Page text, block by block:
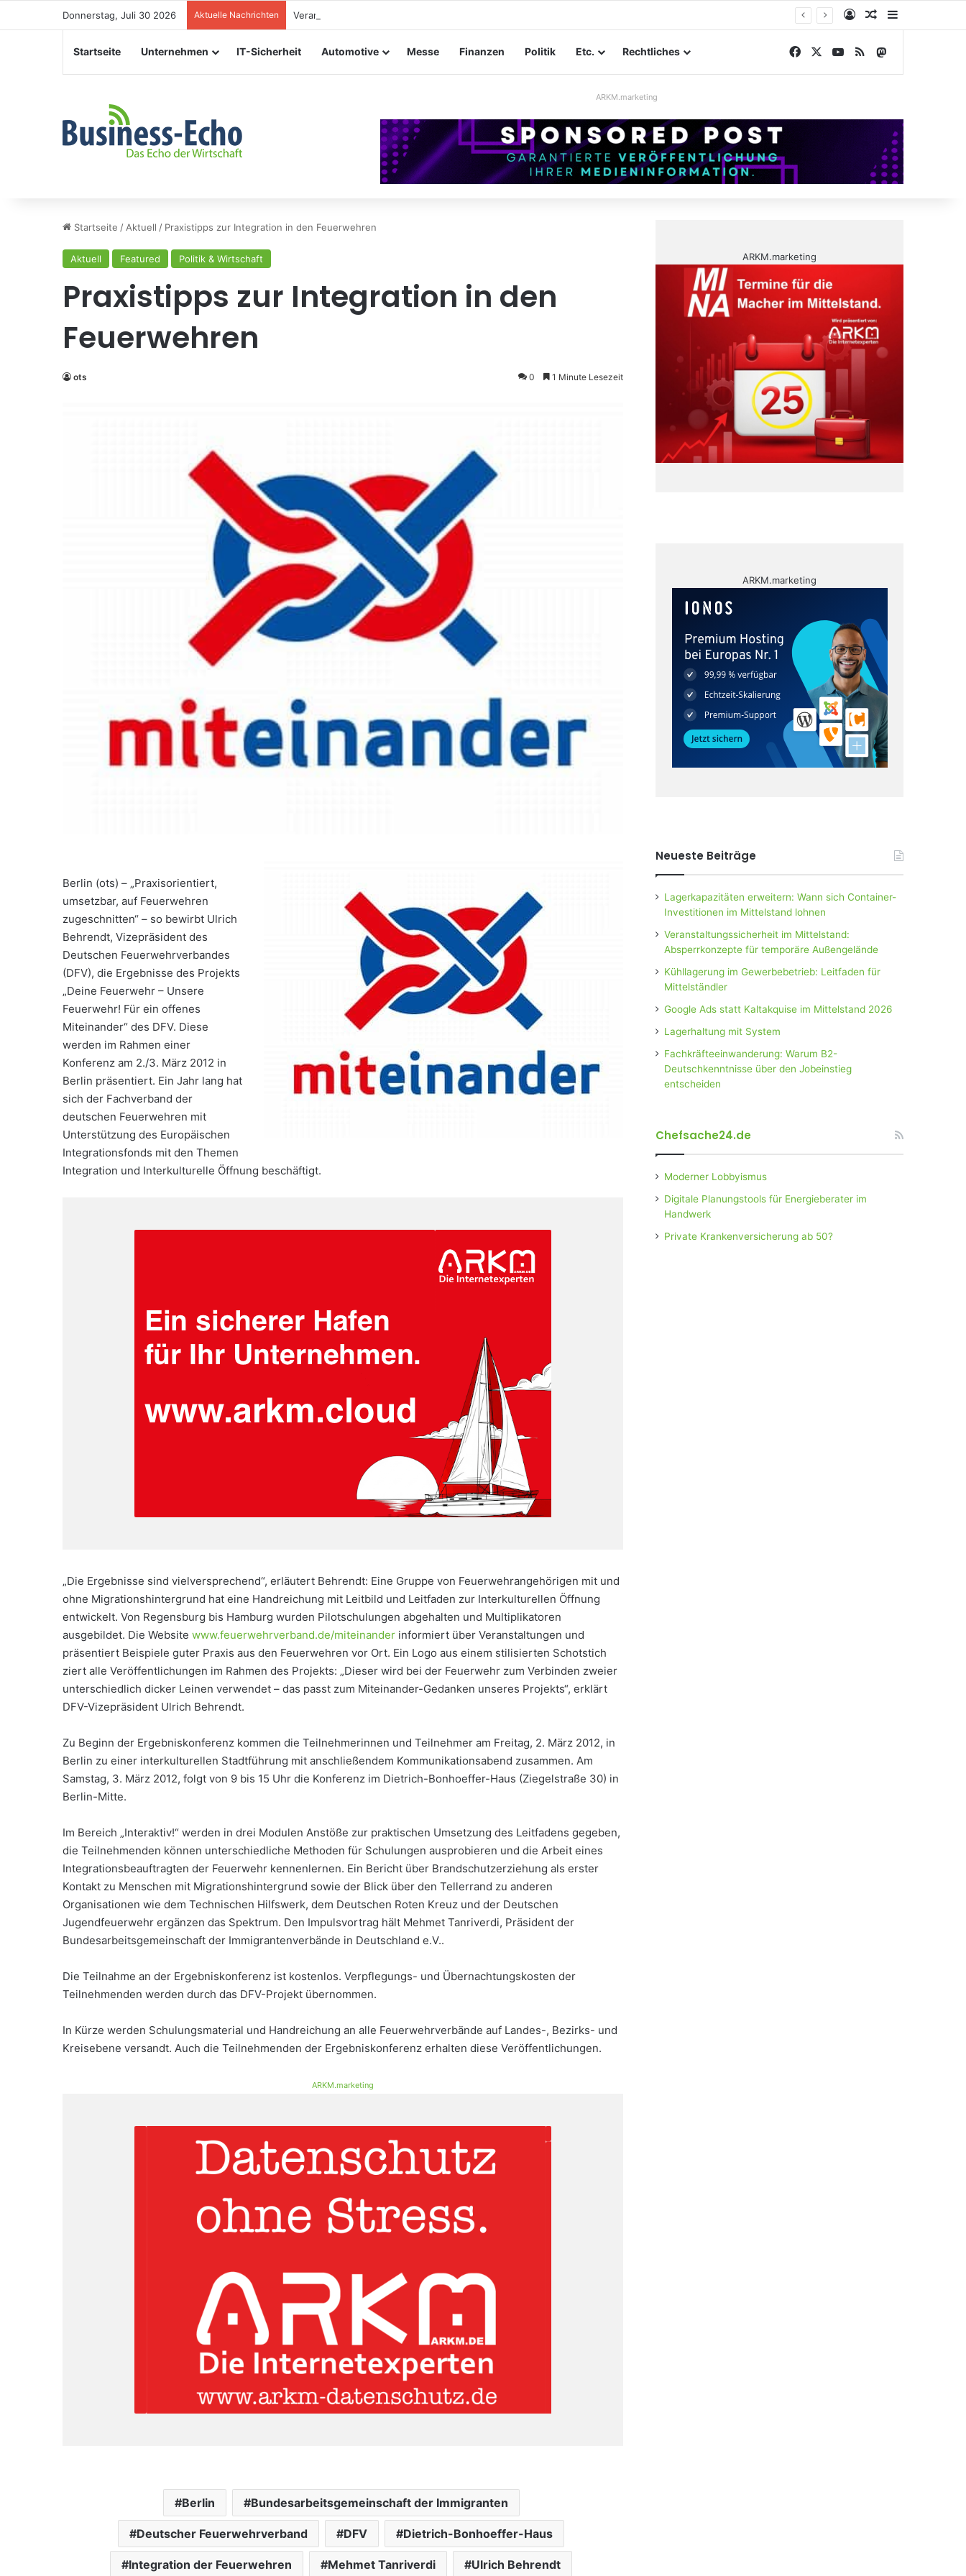
Donnerstag, Juli 30 2026 Aktuelle Nachrichten Veranstaltungssicherheit im Mittelstand: Absperrkonzepte für temporäre Außengelände AnmeldenZufälliger
Startseite Unternehmen IT-Sicherheit Automotive Messe Finanzen Politik Etc. Rechtliches Facebook YouTube
RSS
ARKM.marketing
Startseite / Aktuell / Praxistipps zur Integration in den Feuerwehren
Aktuell Featured Politik & Wirtschaft
Praxistipps zur Integration in den
Feuerwehren
ots 0 1 Minute Lesezeit
Berlin (ots) – „Praxisorientiert,
umsetzbar, auf Feuerwehren
zugeschnitten“ – so bewirbt Ulrich
Behrendt, Vizepräsident des
Deutschen Feuerwehrverbandes
(DFV), die Ergebnisse des Projekts
„Deine Feuerwehr – Unsere
Feuerwehr! Für ein offenes
Miteinander“ des DFV. Diese
werden im Rahmen einer
Konferenz am 2./3. März 2012 in
Berlin präsentiert. Ein Jahr lang hat
sich der Fachverband der
deutschen Feuerwehren mit
Unterstützung des Europäischen
Integrationsfonds mit den Themen
Integration und Interkulturelle Öffnung beschäftigt.
„Die Ergebnisse sind vielversprechend“, erläutert Behrendt: Eine Gruppe von Feuerwehrangehörigen mit und
ohne Migrationshintergrund hat eine Handreichung mit Leitbild und Leitfaden zur Interkulturellen Öffnung
entwickelt. Von Regensburg bis Hamburg wurden Pilotschulungen abgehalten und Multiplikatoren
ausgebildet. Die Website www.feuerwehrverband.de/miteinander informiert über Veranstaltungen und
präsentiert Beispiele guter Praxis aus den Feuerwehren vor Ort. Ein Logo aus einem stilisierten Schotstich
ziert alle Veröffentlichungen im Rahmen des Projekts: „Dieser wird bei der Feuerwehr zum Verbinden zweier
unterschiedlich dicker Leinen verwendet – das passt zum Miteinander-Gedanken unseres Projekts“, erklärt
DFV-Vizepräsident Ulrich Behrendt.
Zu Beginn der Ergebniskonferenz kommen die Teilnehmerinnen und Teilnehmer am Freitag, 2. März 2012, in
Berlin zu einer interkulturellen Stadtführung mit anschließendem Kommunikationsabend zusammen. Am
Samstag, 3. März 2012, folgt von 9 bis 15 Uhr die Konferenz im Dietrich-Bonhoeffer-Haus (Ziegelstraße 30) in
Berlin-Mitte.
Im Bereich „Interaktiv!“ werden in drei Modulen Anstöße zur praktischen Umsetzung des Leitfadens gegeben,
die Teilnehmenden können unterschiedliche Methoden für Schulungen ausprobieren und die Arbeit eines
Integrationsbeauftragten der Feuerwehr kennenlernen. Ein Bericht über Brandschutzerziehung als erster
Kontakt zu Menschen mit Migrationshintergrund sowie der Blick über den Tellerrand zu anderen
Organisationen wie dem Technischen Hilfswerk, dem Deutschen Roten Kreuz und der Deutschen
Jugendfeuerwehr ergänzen das Spektrum. Den Impulsvortrag hält Mehmet Tanriverdi, Präsident der
Bundesarbeitsgemeinschaft der Immigrantenverbände in Deutschland e.V..
Die Teilnahme an der Ergebniskonferenz ist kostenlos. Verpflegungs- und Übernachtungskosten der
Teilnehmenden werden durch das DFV-Projekt übernommen.
In Kürze werden Schulungsmaterial und Handreichung an alle Feuerwehrverbände auf Landes-, Bezirks- und
Kreisebene versandt. Auch die Teilnehmenden der Ergebniskonferenz erhalten diese Veröffentlichungen.
ARKM.marketing
Berlin Bundesarbeitsgemeinschaft der Immigranten
Deutscher Feuerwehrverband DFV Dietrich-Bonhoeffer-Haus
Integration der Feuerwehren Mehmet Tanriverdi Ulrich Behrendt
ARKM.marketing
ARKM.marketing
Neueste Beiträge
Lagerkapazitäten erweitern: Wann sich Container-
Investitionen im Mittelstand lohnen
Veranstaltungssicherheit im Mittelstand:
Absperrkonzepte für temporäre Außengelände
Kühllagerung im Gewerbebetrieb: Leitfaden für
Mittelständler
Google Ads statt Kaltakquise im Mittelstand 2026
Lagerhaltung mit System
Fachkräfteeinwanderung: Warum B2-
Deutschkenntnisse über den Jobeinstieg
entscheiden
Chefsache24.de
Moderner Lobbyismus
Digitale Planungstools für Energieberater im
Handwerk
Private Krankenversicherung ab 50?